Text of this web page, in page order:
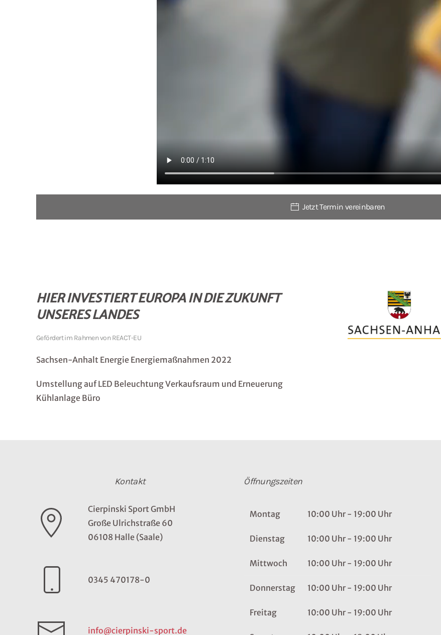
Jetzt Termin vereinbaren
HIER INVESTIERT EUROPA IN DIE ZUKUNFT
UNSERES LANDES
Gefördert im Rahmen von REACT-EU
Sachsen-Anhalt Energie Energiemaßnahmen 2022
Umstellung auf LED Beleuchtung Verkaufsraum und Erneuerung
Kühlanlage Büro
Kontakt
Cierpinski Sport GmbH
Große Ulrichstraße 60
06108 Halle (Saale)
0345 470178-0
info@cierpinski-sport.de
Öffnungszeiten
Montag 10:00 Uhr - 19:00 Uhr
Dienstag 10:00 Uhr - 19:00 Uhr
Mittwoch 10:00 Uhr - 19:00 Uhr
Donnerstag 10:00 Uhr - 19:00 Uhr
Freitag 10:00 Uhr - 19:00 Uhr